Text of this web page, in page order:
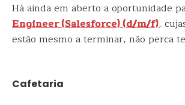
Há ainda em aberto a oportunidade
Engineer (Salesforce) (d/​m/​f),
estão mesmo a terminar, não perca
Cafetaria